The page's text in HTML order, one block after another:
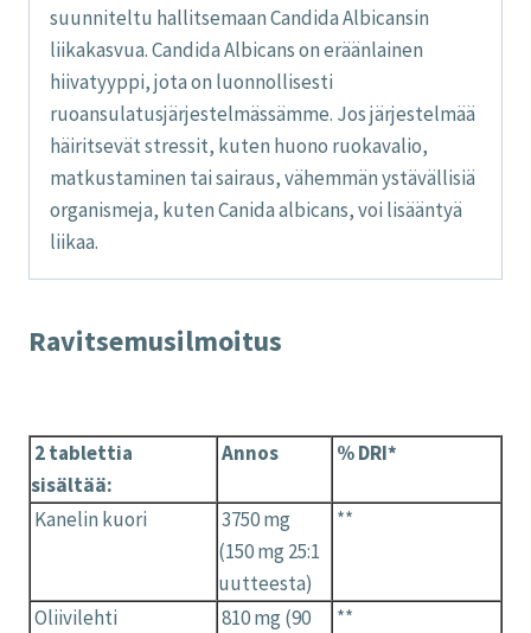
suunniteltu hallitsemaan Candida Albicansin
liikakasvua. Candida Albicans on eräänlainen
hiivatyyppi, jota on luonnollisesti
ruoansulatusjärjestelmässämme. Jos järjestelmää
häiritsevät stressit, kuten huono ruokavalio,
matkustaminen tai sairaus, vähemmän ystävällisiä
organismeja, kuten Canida albicans, voi lisääntyä
liikaa.
Ravitsemusilmoitus
2 tablettia
sisältää:
Annos % DRI*
Kanelin kuori
3750 mg
(150 mg 25:1
uutteesta)
**
Oliivilehti 810 mg (90 **